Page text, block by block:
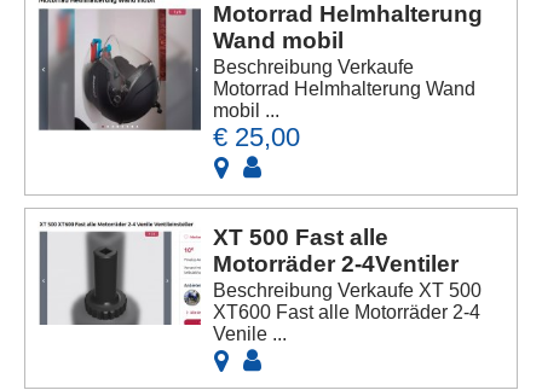
Motorrad Helmhalterung
Wand mobil
Beschreibung Verkaufe
Motorrad Helmhalterung Wand
mobil ...
€ 25,00
XT 500 Fast alle
Motorräder 2-4Ventiler
Beschreibung Verkaufe XT 500
XT600 Fast alle Motorräder 2-4
Venile ...